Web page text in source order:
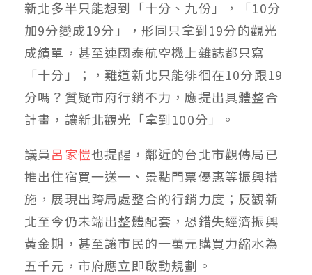
新北多半只能想到「十分、九份」，「10分
加9分變成19分」，形同只拿到19分的觀光
成績單，甚至連國泰航空機上雜誌都只寫
「十分」；，難道新北只能徘徊在10分跟19
分嗎？質疑市府行銷不力，應提出具體整合
計畫，讓新北觀光「拿到100分」。
議員呂家愷也提醒，鄰近的台北市觀傳局已
推出住宿買一送一、景點門票優惠等振興措
施，展現出跨局處整合的行銷力度；反觀新
北至今仍未端出整體配套，恐錯失經濟振興
黃金期，甚至讓市民的一萬元購買力縮水為
五千元，市府應立即啟動規劃。